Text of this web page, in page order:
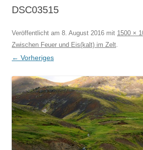
DSC03515
Veröffentlicht am 8. August 2016 mit 1500 ×
Zwischen Feuer und Eis(kalt) im Zelt.
← Vorheriges